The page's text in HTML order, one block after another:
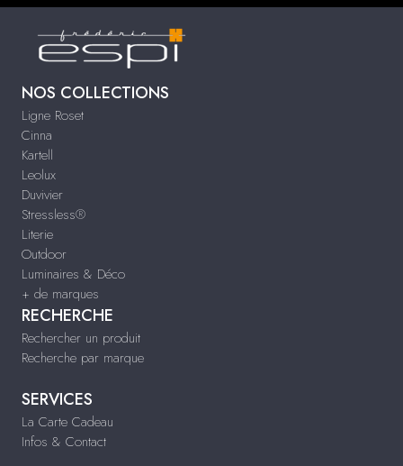
NOS COLLECTIONS
Ligne Roset
Cinna
Kartell
Leolux
Duvivier
Stressless®
Literie
Outdoor
Luminaires & Déco
+ de marques
RECHERCHE
Rechercher un produit
Recherche par marque
SERVICES
La Carte Cadeau
Infos & Contact